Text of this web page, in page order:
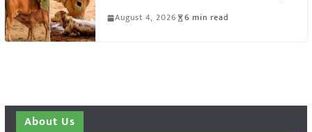
August 4, 2026 6 min read
About Us